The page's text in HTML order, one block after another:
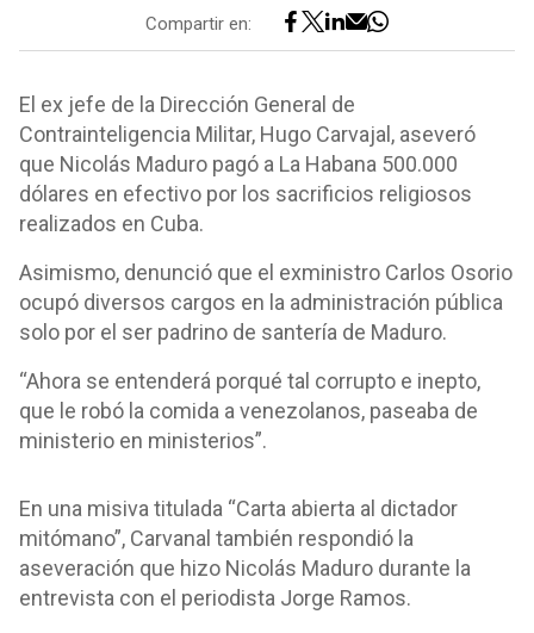
Compartir en:
El ex jefe de la Dirección General de
Contrainteligencia Militar, Hugo Carvajal, aseveró
que Nicolás Maduro pagó a La Habana 500.000
dólares en efectivo por los sacrificios religiosos
realizados en Cuba.
Asimismo, denunció que el exministro Carlos Osorio
ocupó diversos cargos en la administración pública
solo por el ser padrino de santería de Maduro.
“Ahora se entenderá porqué tal corrupto e inepto,
que le robó la comida a venezolanos, paseaba de
ministerio en ministerios”.
En una misiva titulada “Carta abierta al dictador
mitómano”, Carvanal también respondió la
aseveración que hizo Nicolás Maduro durante la
entrevista con el periodista Jorge Ramos.